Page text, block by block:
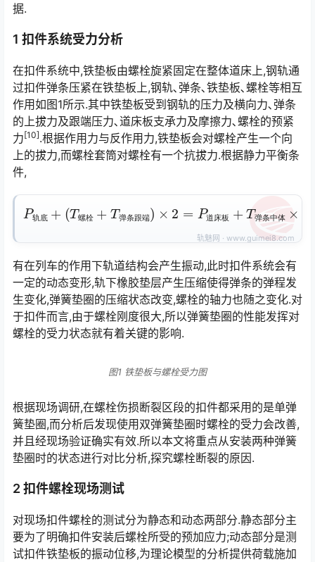
据.󠅅󠅃󠄵󠅂󠄪󠇖󠆨󠆨󠇕󠆞󠆒󠅬󠇘󠆭󠆘󠇙󠆝󠅵󠇗󠆭󠆁󠄐󠇗󠅹󠅸󠇖󠆍󠅳󠇖󠅹󠅰󠇖󠆌󠅹
1 扣件系统受力分析
在扣件系统中,铁垫板由螺栓旋紧固定在整体道床上,钢轨通
过扣件弹条压紧在铁垫板上,钢轨､弹条､铁垫板､螺栓等相互
作用如图1所示.其中铁垫板受到钢轨的压力及横向力､弹条
的上拔力及跟端压力､道床板支承力及摩擦力､螺栓的预紧
力󠅅󠅃󠄵󠅂󠄪󠇖󠆨󠆨󠇕󠆞󠆒󠅬󠇘󠆭󠆘󠇙󠆝󠅵󠇗󠆭󠆁󠄐󠇗󠅹󠅸󠇖󠆍󠅳󠇖󠅹󠅰󠇖󠆌󠅹[10].根据作用力与反作用力,铁垫板会对螺栓产生一个向
上的拔力,而螺栓套筒对螺栓有一个抗拔力.根据静力平衡条
件,
P轨底+(T螺栓+T弹条跟端)×2=P道床板+T弹
条中体×2
有在列车的作用下轨道结构会产生振动,此时扣件系统会有
一定的动态变形,轨下橡胶垫层产生压缩使得弹条的弹程发
生变化,弹簧垫圈的压缩状态改变,螺栓的轴力也随之变化.对
于扣件而言,由于螺栓刚度很大,所以弹簧垫圈的性能发挥对
螺栓的受力状态就有着关键的影响.󠅅󠅃󠄵󠅂󠄪󠇖󠆨󠆨󠇕󠆞󠆒󠅬󠇘󠆭󠆘󠇙󠆝󠅵󠇗󠆭󠆁󠄐󠇗󠅹󠅸󠇖󠆍󠅳󠇖󠅹󠅰󠇖󠆌󠅹
图1 铁垫板与螺栓受力图
根据现场调研,在螺栓伤损断裂区段的扣件都采用的是单弹
簧垫圈,而分析后发现使用双弹簧垫圈时螺栓的受力会改善,
并且经现场验证确实有效.所以本文将重点从安装两种弹簧
垫圈时的状态进行对比分析,探究螺栓断裂的原因.󠅅󠅃󠄵󠅂󠄪󠇖󠆨󠆨󠇕󠆞󠆒󠅬󠇘󠆭󠆘󠇙󠆝󠅵󠇗󠆭󠆁󠄐󠇗󠅹󠅸󠇖󠆍󠅳󠇖󠅹󠅰󠇖󠆌󠅹
2 扣件螺栓现场测试
对现场扣件螺栓的测试分为静态和动态两部分.静态部分主
要为了明确扣件安装后螺栓所受的预加应力;动态部分是测
试扣件铁垫板的振动位移,为理论模型的分析提供荷载施加